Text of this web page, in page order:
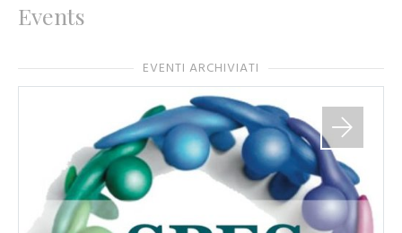
Events
EVENTI ARCHIVIATI